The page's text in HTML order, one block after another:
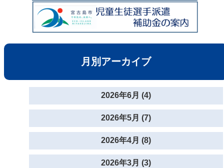
月別アーカイブ
2026年6月 (4)
2026年5月 (7)
2026年4月 (8)
2026年3月 (3)